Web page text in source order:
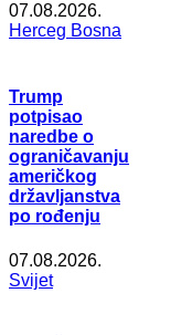
07.08.2026.
Herceg Bosna
Trump
potpisao
naredbe o
ograničavanju
američkog
državljanstva
po rođenju
07.08.2026.
Svijet